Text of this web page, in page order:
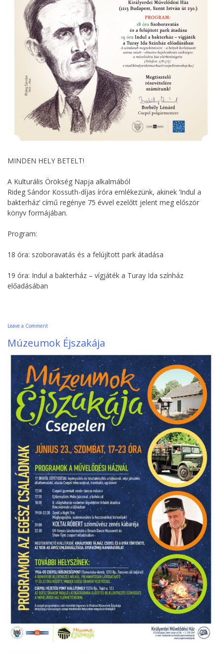
MINDEN HELY BETELT!
A Kulturális Örökség Napja alkalmából
Rideg Sándor Kossuth-díjas íróra emlékezünk, akinek ‘Indul a
bakterház’ című regénye 75 évvel ezelőtt jelent meg először
könyv formájában.
Program:
18 óra: szoboravatás és a felújított park átadása
19 óra: Indul a bakterház – vígjáték a Turay Ida színház
előadásában
Leave a Commenton
regényem
születéséről”
Múzeumok Éjszakája